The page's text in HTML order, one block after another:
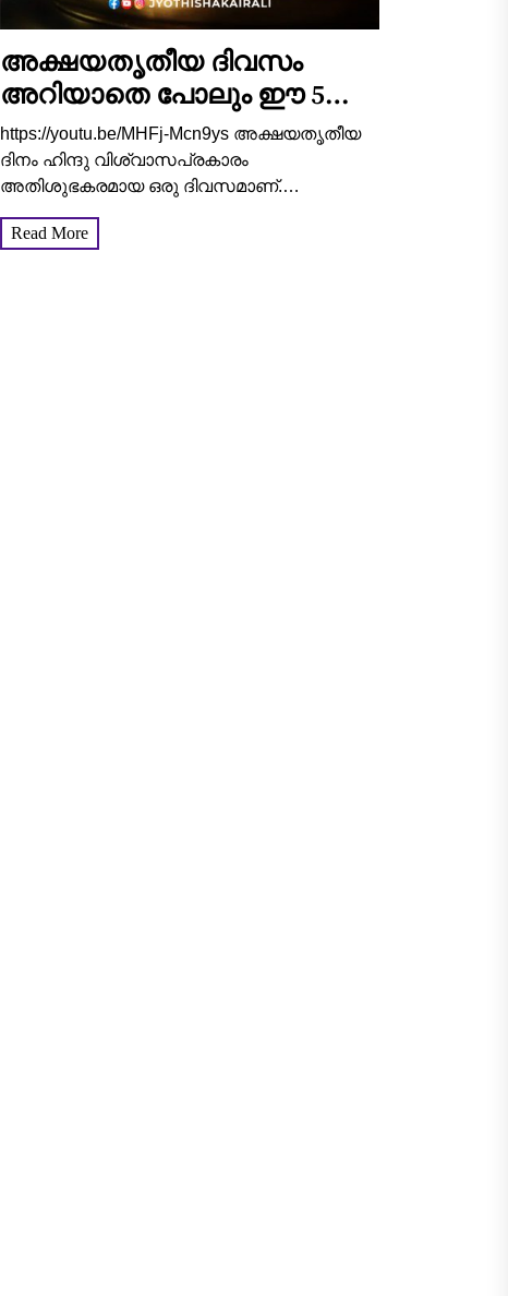
അക്ഷയതൃതീയ ദിവസം
അറിയാതെ പോലും ഈ 5
സാധനങ്ങൾ വീട്ടിലേക്ക്
വാങ്ങി കൊണ്ടു വരരുത്,
വലിയ ദോഷം
https://youtu.be/MHFj-Mcn9ys അക്ഷയതൃതീയ
ദിനം ഹിന്ദു വിശ്വാസപ്രകാരം
അതിശുഭകരമായ ഒരു ദിവസമാണ്.
സന്തോഷം എന്നിവയുടെ പ്രതീകമായി
Read More